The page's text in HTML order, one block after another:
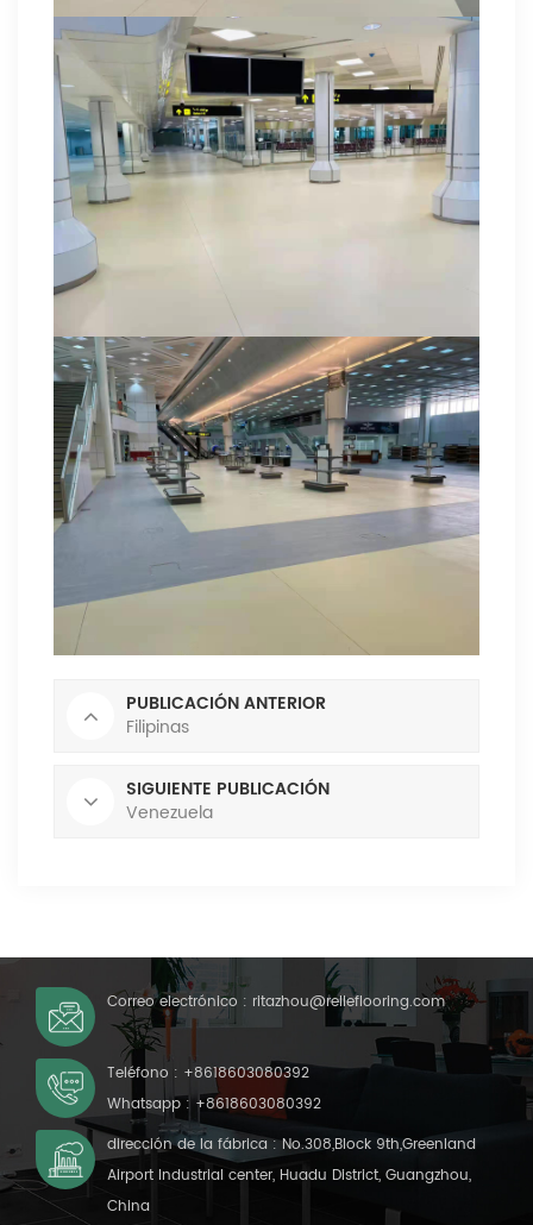
PUBLICACIÓN ANTERIOR
Filipinas
SIGUIENTE PUBLICACIÓN
Venezuela
Correo electrónico : ritazhou@relleflooring.com
Teléfono : +8618603080392
Whatsapp : +8618603080392
dirección de la fábrica : No.308,Block 9th,Greenland
Airport Industrial center, Huadu District, Guangzhou,
China